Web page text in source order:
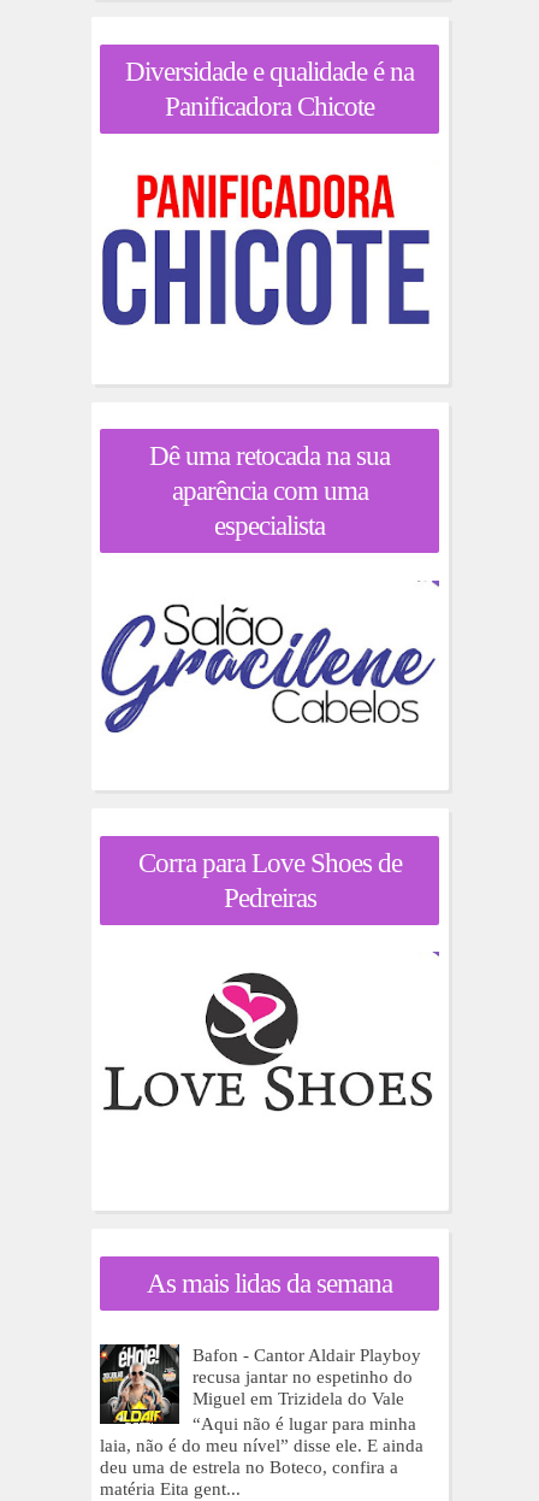
Diversidade e qualidade é na
Panificadora Chicote
Dê uma retocada na sua
aparência com uma
especialista
Corra para Love Shoes de
Pedreiras
As mais lidas da semana
Bafon - Cantor Aldair Playboy
recusa jantar no espetinho do
Miguel em Trizidela do Vale
“Aqui não é lugar para minha
laia, não é do meu nível” disse ele. E ainda
deu uma de estrela no Boteco, confira a
matéria Eita gent...